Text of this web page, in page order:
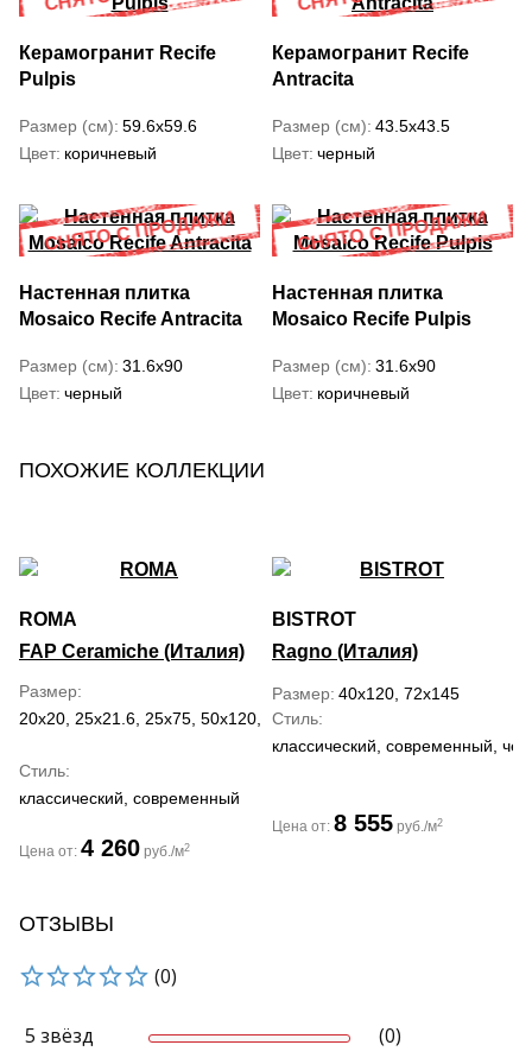
Керамогранит Recife
Pulpis
Размер (см) 59.6x59.6
Цвет коричневый
Керамогранит Recife
Antracita
Размер (см) 43.5x43.5
Цвет черный
Настенная плитка
Mosaico Recife Antracita
Размер (см) 31.6x90
Цвет черный
Настенная плитка
Mosaico Recife Pulpis
Размер (см) 31.6x90
Цвет коричневый
ПОХОЖИЕ КОЛЛЕКЦИИ
ROMA
FAP Ceramiche (Италия)
Размер
20x20, 25x21.6, 25x75, 50x120, 60x60, 60x120, 120x120
Стиль
классический, современный
Цена от: 4 260 руб./м2
BISTROT
Ragno (Италия)
Размер 40x120, 72x145
Стиль
классический, современный,
Цена от: 8 555 руб./м2
ОТЗЫВЫ
(0)
5 звёзд (0)